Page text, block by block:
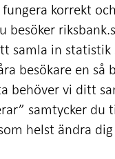
korrekt
samla in statistik
besökare en så
behöver vi ditt
samtycker du
helst ändra